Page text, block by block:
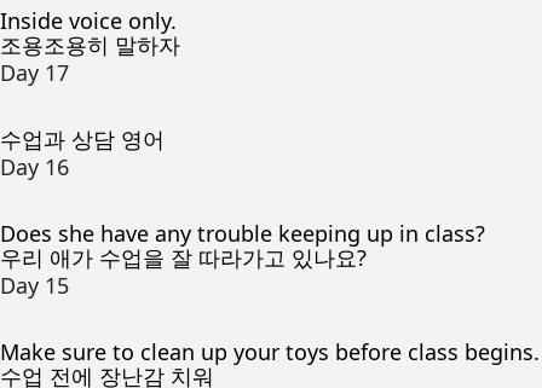
Inside voice only.
조용조용히 말하자
Day 17
수업과 상담 영어
Day 16
Does she have any trouble keeping up in class?
우리 애가 수업을 잘 따라가고 있나요?
Day 15
Make sure to clean up your toys before class begins.
수업 전에 장난감 치워